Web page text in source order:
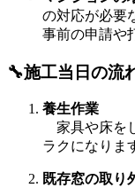
の対応が必要
事前の申請や
🔧施工当日の流
養生作業
家具や床を
ラクになりま
既存窓の取り